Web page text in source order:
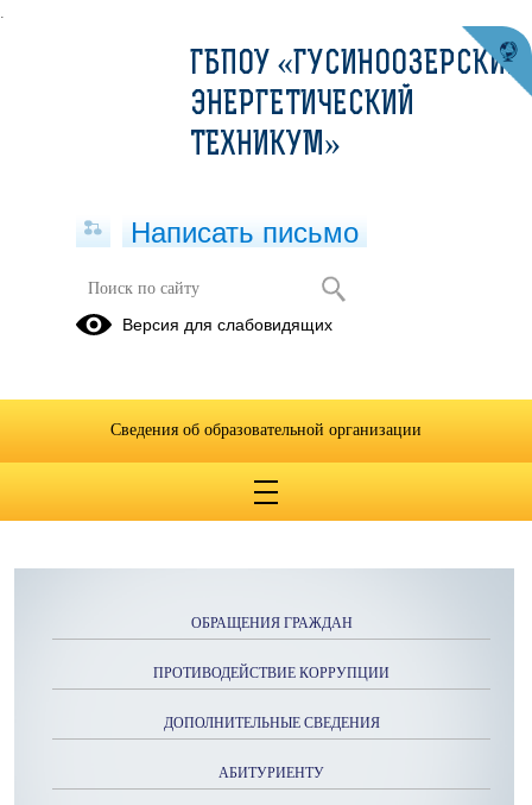
.
Электротехника
ОБРАЩЕНИЯ ГРАЖДАН
ПРОТИВОДЕЙСТВИЕ КОРРУПЦИИ
ДОПОЛНИТЕЛЬНЫЕ СВЕДЕНИЯ
АБИТУРИЕНТУ
ГБПОУ «ГУСИНООЗЕРСКИЙ
ЭНЕРГЕТИЧЕСКИЙ
ТЕХНИКУМ»
Написать письмо
Версия для слабовидящих
Сведения об образовательной организации